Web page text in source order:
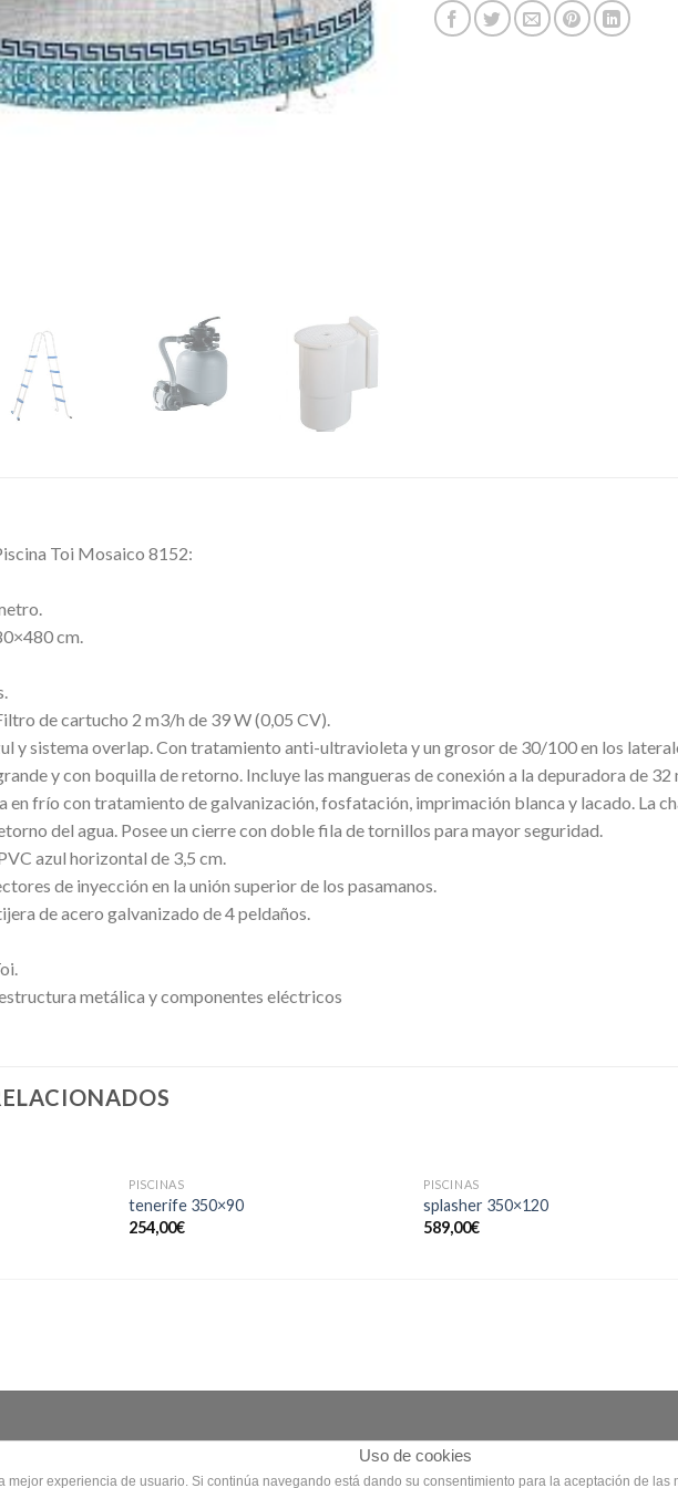
Toi Mosaico 8152:
cm.
de cartucho 2 m3/h de 39 W (0,05 CV).
y sistema overlap. Con tratamiento anti-ultravioleta y un grosor de 30/100 en los
y con boquilla de retorno. Incluye las mangueras de conexión a la depuradora de
en frío con tratamiento de galvanización, fosfatación, imprimación blanca y lacado. La
del agua. Posee un cierre con doble fila de tornillos para mayor seguridad.
azul horizontal de 3,5 cm.
de inyección en la unión superior de los pasamanos.
de acero galvanizado de 4 peldaños.
metálica y componentes eléctricos
PISCINAS
tenerife 350×90
254,00€
PISCINAS
splasher 350×120
589,00€
Uso de cookies
mejor experiencia de usuario. Si continúa navegando está dando su consentimiento para la aceptación de